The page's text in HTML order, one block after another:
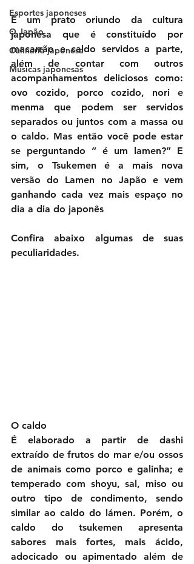
Esportes japoneses
O Japão
Culinária japonesa
Músicas japonesas
É um prato oriundo da cultura
japonesa que é constituído por
macarrão e caldo servidos a parte,
além de contar com outros
acompanhamentos deliciosos como:
ovo cozido, porco cozido, nori e
menma que podem ser servidos
separados ou juntos com a massa ou
o caldo. Mas então você pode estar
se perguntando “ é um lamen?” E
sim, o Tsukemen é a mais nova
versão do Lamen no Japão e vem
ganhando cada vez mais espaço no
dia a dia do japonês
Confira abaixo algumas de suas
peculiaridades.
O caldo
É elaborado a partir de dashi
extraído de frutos do mar e/ou ossos
de animais como porco e galinha; e
temperado com shoyu, sal, miso ou
outro tipo de condimento, sendo
similar ao caldo do lámen. Porém, o
caldo do tsukemen apresenta
sabores mais fortes, mais ácido,
adocicado ou apimentado além de